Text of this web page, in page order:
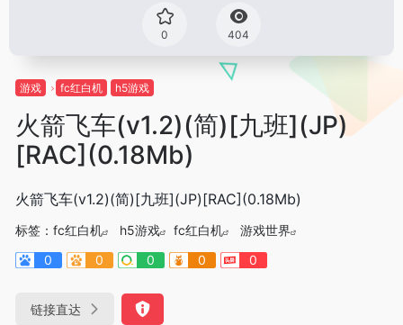
0 404
游戏 fc红白机 h5游戏
火箭飞车(v1.2)(简)[九班](JP)
[RAC](0.18Mb)
火箭飞车(v1.2)(简)[九班](JP)[RAC](0.18Mb)
标签： fc红白机 h5游戏 fc红白机
游戏世界
0
0 0 0 0
链接直达